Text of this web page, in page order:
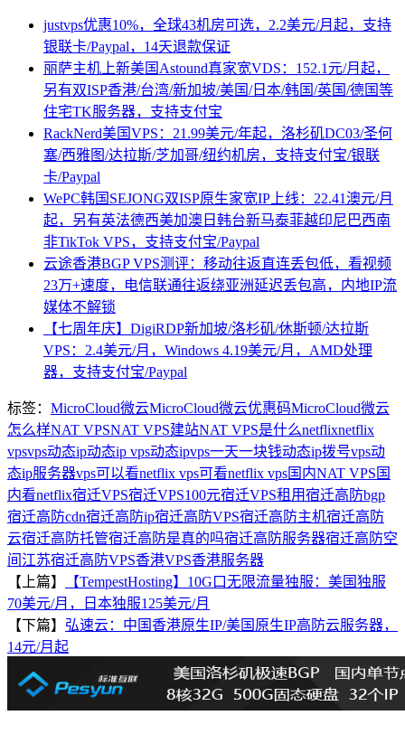
justvps优惠10%，全球43机房可选，2.2美元/月起，支持
银联卡/Paypal，14天退款保证
丽萨主机上新美国Astound真家宽VDS：152.1元/月起，
另有双ISP香港/台湾/新加坡/美国/日本/韩国/英国/德国等
住宅TK服务器，支持支付宝
RackNerd美国VPS：21.99美元/年起，洛杉矶DC03/圣何
塞/西雅图/达拉斯/芝加哥/纽约机房，支持支付宝/银联
卡/Paypal
WePC韩国SEJONG双ISP原生家宽IP上线：22.41澳元/月
起，另有英法德西美加澳日韩台新马泰菲越印尼巴西南
非TikTok VPS，支持支付宝/Paypal
云途香港BGP VPS测评：移动往返直连丢包低，看视频
23万+速度，电信联通往返绕亚洲延迟丢包高，内地IP流
媒体不解锁
【七周年庆】DigiRDP新加坡/洛杉矶/休斯顿/达拉斯
VPS：2.4美元/月，Windows 4.19美元/月，AMD处理
器，支持支付宝/Paypal
标签： MicroCloud微云MicroCloud微云优惠码MicroCloud微云
怎么样NAT VPSNAT VPS建站NAT VPS是什么netflixnetflix
vpsvps动态ip动态ip vps动态ipvps一天一块钱动态ip拨号vps动
态ip服务器vps可以看netflix vps可看netflix vps国内NAT VPS 国
内看netflix宿迁VPS宿迁VPS100元宿迁VPS租用宿迁高防bgp
宿迁高防cdn宿迁高防ip宿迁高防VPS宿迁高防主机宿迁高防
云宿迁高防托管宿迁高防是真的吗宿迁高防服务器宿迁高防空
间 江苏宿迁高防VPS香港VPS香港服务器
【上篇】
【TempestHosting】10G口无限流量独服：美国独服
70美元/月，日本独服125美元/月
【下篇】 弘速云：中国香港原生IP/美国原生IP高防云服务器，
14元/月起